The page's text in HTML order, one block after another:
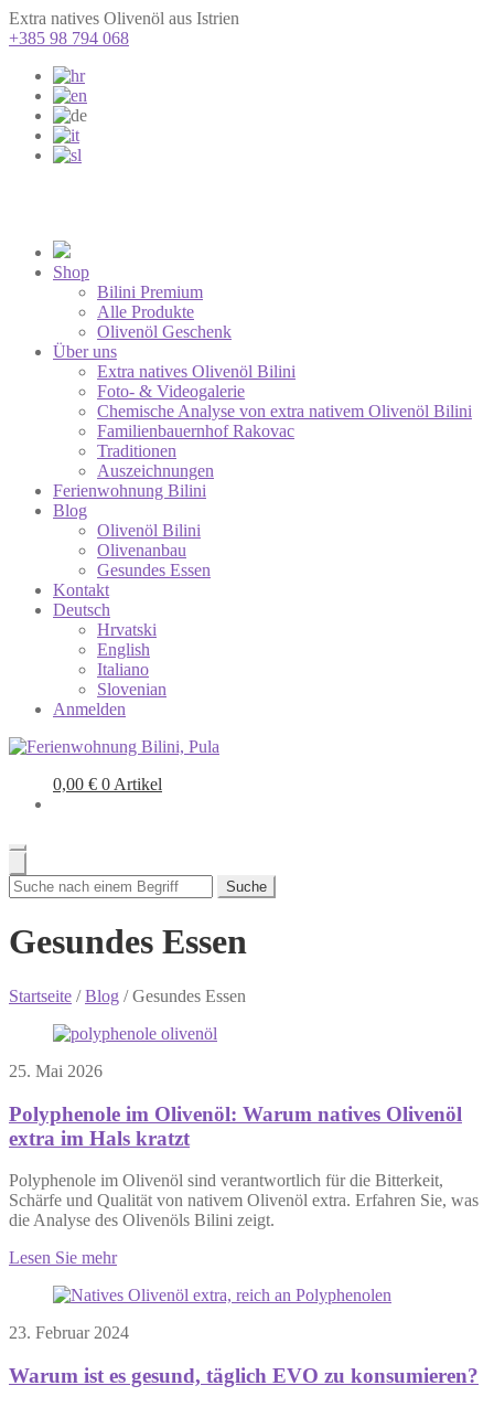
Extra natives Olivenöl aus Istrien
+385 98 794 068
Shop
Bilini Premium
Alle Produkte
Olivenöl Geschenk
Über uns
Extra natives Olivenöl Bilini
Foto- & Videogalerie
Chemische Analyse von extra nativem Olivenöl Bilini
Familienbauernhof Rakovac
Traditionen
Auszeichnungen
Ferienwohnung Bilini
Blog
Olivenöl Bilini
Olivenanbau
Gesundes Essen
Kontakt
Deutsch
Hrvatski
English
Italiano
Slovenian
Anmelden
0,00 € 0 Artikel
Suche
Gesundes Essen
Startseite /Blog /Gesundes Essen
25. Mai 2026
Polyphenole im Olivenöl: Warum natives Olivenöl
extra im Hals kratzt
Polyphenole im Olivenöl sind verantwortlich für die Bitterkeit,
Schärfe und Qualität von nativem Olivenöl extra. Erfahren Sie, was
die Analyse des Olivenöls Bilini zeigt.
Lesen Sie mehr
23. Februar 2024
Warum ist es gesund, täglich EVO zu konsumieren?